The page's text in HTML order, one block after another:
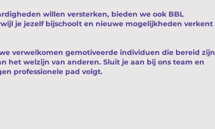
willen versterken, bieden we ook BBL
je jezelf bijschoolt en nieuwe mogelijkheden verkent
verwelkomen gemotiveerde individuen die bereid zijn
het welzijn van anderen. Sluit je aan bij ons team en
professionele pad volgt.